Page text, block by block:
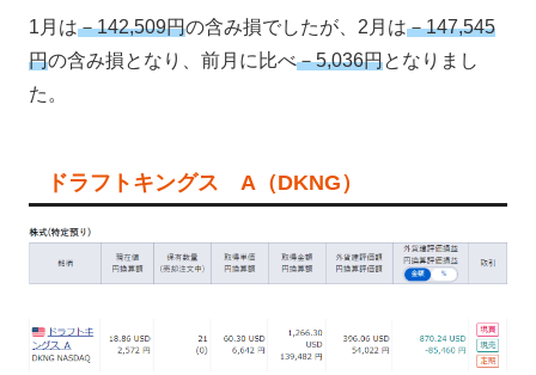
1月は－142,509円の含み損でしたが、2月は－147,545
円の含み損となり、前月に比べ－5,036円となりまし
た。
ドラフトキングス A（DKNG）